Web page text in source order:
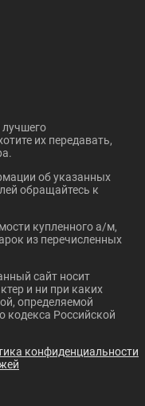
их передавать,
об указанных
обращайтесь к
купленного а/м,
из перечисленных
сайт носит
и ни при каких
определяемой
кодекса Российской
конфиденциальности